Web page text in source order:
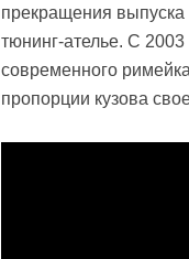
прекращения
тюнинг-ателье. С
современного
пропорции кузова